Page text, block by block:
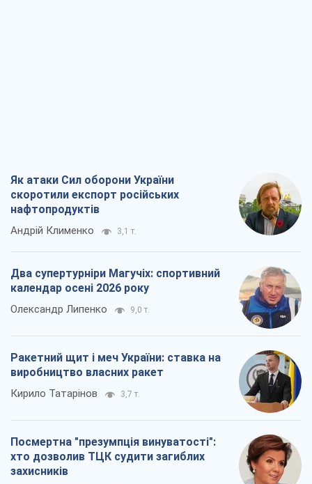
Як атаки Сил оборони України
скоротили експорт російських
нафтопродуктів
Андрій Клименко 3,1 т.
Два супертурніри Магучіх: спортивний
календар осені 2026 року
Олександр Липенко 9,0 т.
Ракетний щит і меч України: ставка на
виробництво власних ракет
Кирило Татарінов 3,7 т.
Посмертна "презумпція винуватості":
хто дозволив ТЦК судити загиблих
захисників